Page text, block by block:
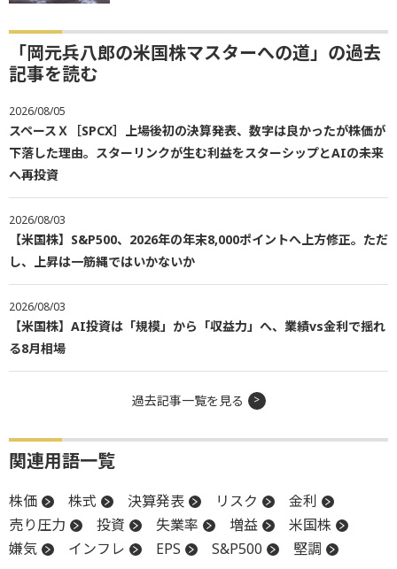
「岡元兵八郎の米国株マスターへの道」の過去
記事を読む
2026/08/05
スペースＸ［SPCX］上場後初の決算発表、数字は良かったが株価が
下落した理由。スターリンクが生む利益をスターシップとAIの未来
へ再投資
2026/08/03
【米国株】S&P500、2026年の年末8,000ポイントへ上方修正。ただ
し、上昇は一筋縄ではいかないか
2026/08/03
【米国株】AI投資は「規模」から「収益力」へ、業績vs金利で揺れ
る8月相場
過去記事一覧を見る
関連用語一覧
株価 株式 決算発表 リスク
金利
売り圧力
投資 失業率 増益
米国株
嫌気
インフレ EPS S&P500
堅調